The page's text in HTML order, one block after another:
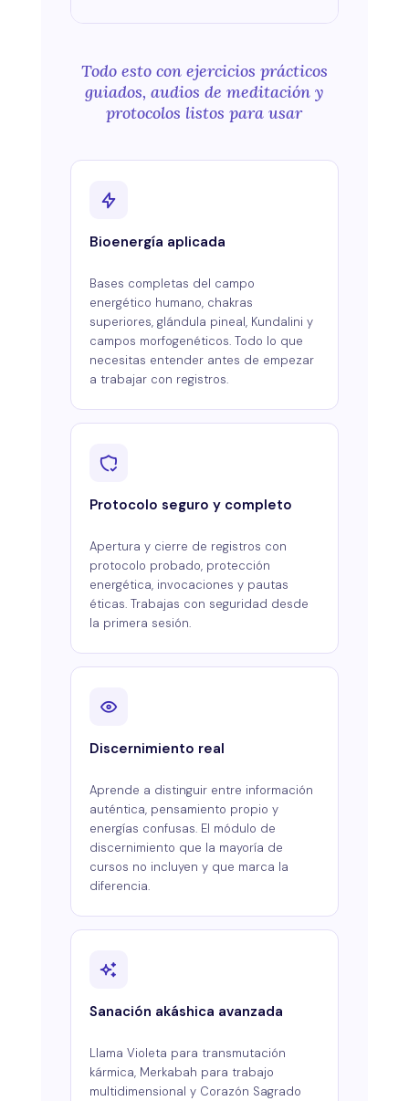
Todo esto con ejercicios prácticos
guiados, audios de meditación y
protocolos listos para usar
Bioenergía aplicada
Bases completas del campo
energético humano, chakras
superiores, glándula pineal, Kundalini y
campos morfogenéticos. Todo lo que
necesitas entender antes de empezar
a trabajar con registros.
Protocolo seguro y completo
Apertura y cierre de registros con
protocolo probado, protección
energética, invocaciones y pautas
éticas. Trabajas con seguridad desde
la primera sesión.
Discernimiento real
Aprende a distinguir entre información
auténtica, pensamiento propio y
energías confusas. El módulo de
discernimiento que la mayoría de
cursos no incluyen y que marca la
diferencia.
Sanación akáshica avanzada
Llama Violeta para transmutación
kármica, Merkabah para trabajo
multidimensional y Corazón Sagrado